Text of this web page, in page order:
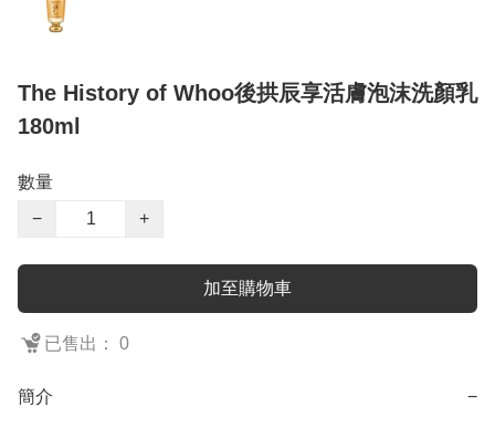
The History of Whoo後拱辰享活膚泡沫洗顏乳
180ml
數量
−
+
加至購物車
已售出： 0
簡介 −